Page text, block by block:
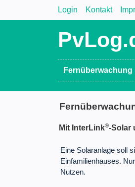
Login Kontakt
Fernüberwachung
Mit InterLink®-Solar
Eine Solaranlage soll
Einfamilienhauses.
Nutzen.